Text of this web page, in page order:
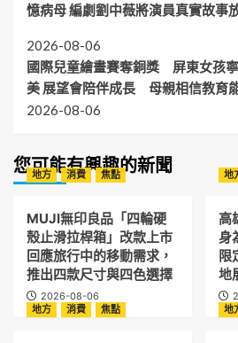
憶病母 編劇劉中薇將演員真實故事
2026-08-06
國際兒童繪畫賽奪銅獎 屏東女孩
美 展望會陪伴成長 母親相信教育
2026-08-06
您可能有興趣的新聞
地方 消費 焦點
MUJI無印良品「四輪硬
殼止滑拉桿箱」改款上市
回應旅行中的移動需求，
推出四款尺寸與四色選擇
2026-08-06
地
高
身
限
地
地方
消費 焦點 地